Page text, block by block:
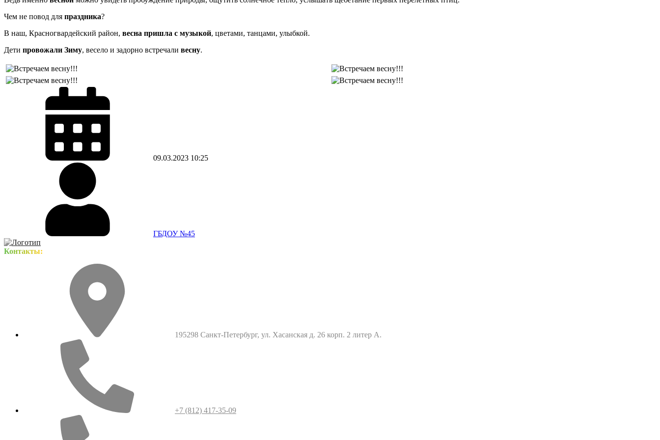
Чем не повод для праздника?
В наш, Красногвардейский район, весна пришла с музыкой, цветами, танцами, улыбкой.
Дети провожали Зиму, весело и задорно встречали весну.
09.03.2023 10:25
ГБДОУ №45
Контакты:
195298 Санкт-Петербург, ул. Хасанская д. 26 корп. 2 литер А.
+7 (812) 417-35-09